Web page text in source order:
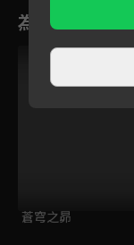
為您推薦
蒼穹之昴